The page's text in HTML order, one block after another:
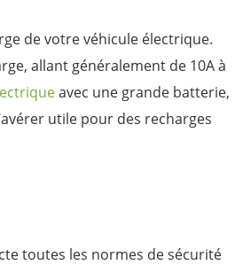
de votre véhicule électrique.
allant généralement de 10A à
avec une grande batterie,
utile pour des recharges
toutes les normes de sécurité